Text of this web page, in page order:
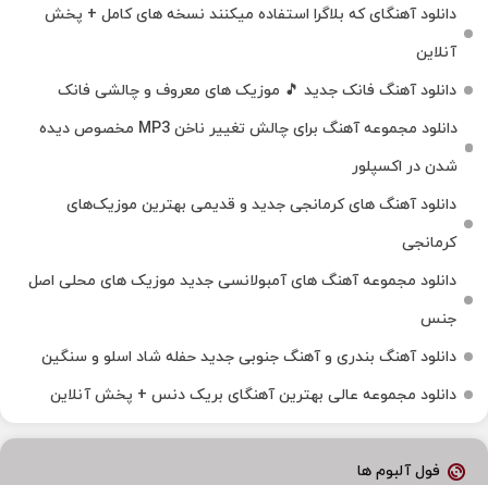
دانلود آهنگای که بلاگرا استفاده میکنند نسخه های کامل + پخش
آنلاین
دانلود آهنگ فانک جدید 🎵 موزیک‌ های معروف و چالشی فانک
دانلود مجموعه آهنگ برای چالش تغییر ناخن MP3 مخصوص دیده
شدن در اکسپلور
دانلود آهنگ‌ های کرمانجی جدید و قدیمی بهترین موزیک‌های
کرمانجی
دانلود مجموعه آهنگ های آمبولانسی جدید موزیک های محلی اصل
جنس
دانلود آهنگ بندری و آهنگ جنوبی جدید حفله شاد اسلو و سنگین
دانلود مجموعه عالی بهترین آهنگای بریک دنس + پخش آنلاین
فول آلبوم ها